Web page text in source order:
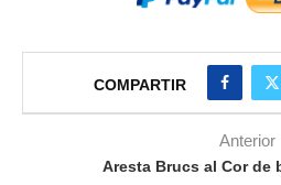
COMPARTIR
Anterior
Aresta Brucs al Cor de